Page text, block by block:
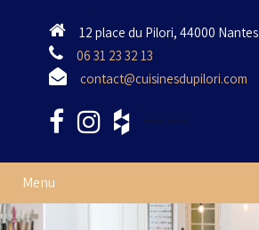
12 place du Pilori, 44000 Nantes
06 31 23 32 13
contact@cuisinesdupilori.com
••••• •••••
Menu